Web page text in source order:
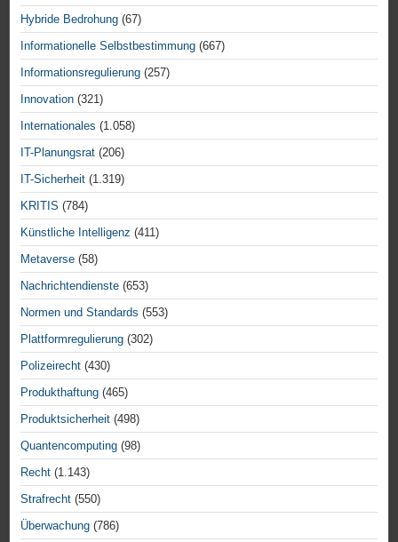
Hybride Bedrohung (67)
Informationelle Selbstbestimmung (667)
Informationsregulierung (257)
Innovation (321)
Internationales (1.058)
IT-Planungsrat (206)
IT-Sicherheit (1.319)
KRITIS (784)
Künstliche Intelligenz (411)
Metaverse (58)
Nachrichtendienste (653)
Normen und Standards (553)
Plattformregulierung (302)
Polizeirecht (430)
Produkthaftung (465)
Produktsicherheit (498)
Quantencomputing (98)
Recht (1.143)
Strafrecht (550)
Überwachung (786)